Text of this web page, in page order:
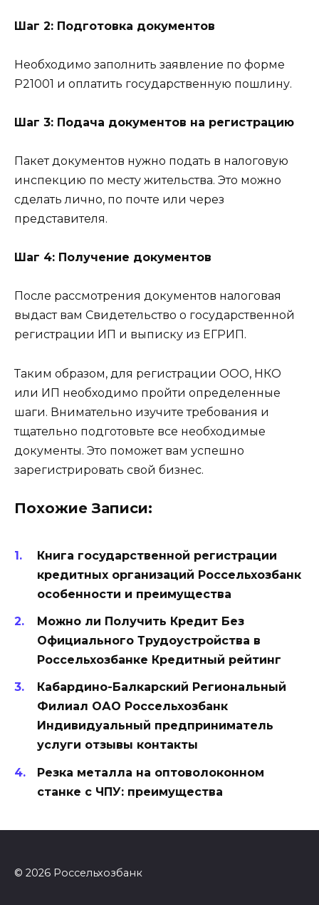
Шаг 2: Подготовка документов
Необходимо заполнить заявление по форме
Р21001 и оплатить государственную пошлину.
Шаг 3: Подача документов на регистрацию
Пакет документов нужно подать в налоговую
инспекцию по месту жительства. Это можно
сделать лично, по почте или через
представителя.
Шаг 4: Получение документов
После рассмотрения документов налоговая
выдаст вам Свидетельство о государственной
регистрации ИП и выписку из ЕГРИП.
Таким образом, для регистрации ООО, НКО
или ИП необходимо пройти определенные
шаги. Внимательно изучите требования и
тщательно подготовьте все необходимые
документы. Это поможет вам успешно
зарегистрировать свой бизнес.
Похожие Записи:
Книга государственной регистрации
кредитных организаций Россельхозбанк
особенности и преимущества
Можно ли Получить Кредит Без
Официального Трудоустройства в
Россельхозбанке Кредитный рейтинг
Кабардино-Балкарский Региональный
Филиал ОАО Россельхозбанк
Индивидуальный предприниматель
услуги отзывы контакты
Резка металла на оптоволоконном
станке с ЧПУ: преимущества
© 2026 Россельхозбанк